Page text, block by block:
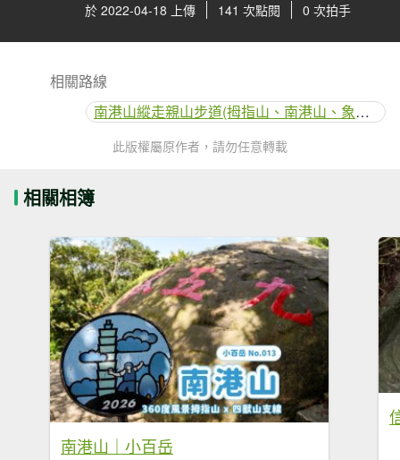
於 2022-04-18 上傳 141 次點閱 0 次拍手
相關路線
南港山縱走親山步道(拇指山、南港山、象山、九五峰)
此版權屬原作者，請勿任意轉載
相關相簿
南港山｜小百岳